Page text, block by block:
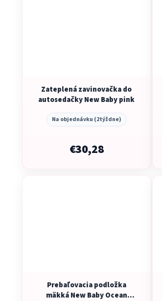
Zateplená zavinovačka do
autosedačky New Baby pink
Na objednávku (2týždne)
€30,28
Prebaľovacia podložka
mäkká New Baby Ocean